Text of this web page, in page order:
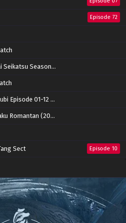
Star Season 2 Episode 45 Subtitle
Star Season 2 Episode 44
12, 2023
Star Season 2 Episode 43 Subtitle
4, 2023
Star Season 2 Episode 42 Subtitle
Star Season 2 Episode 41 Subtitle
21, 2022
Star Season 2 Episode 40
Episode 72
3 Episode 01-08 Batch
01-12 Batch
(2023) 01-36 Batch
Sect Episode 10
Episode 15